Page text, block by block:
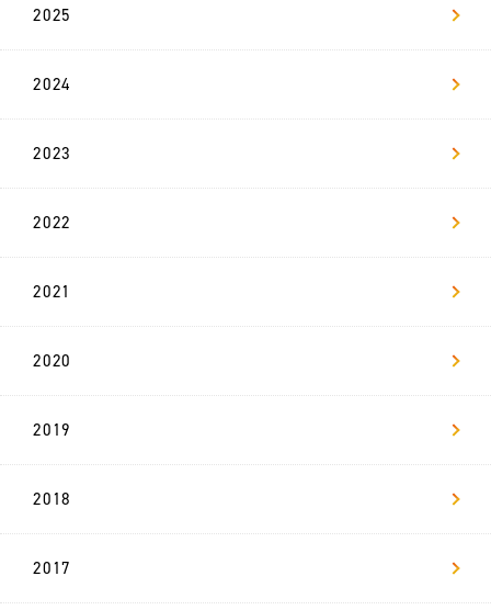
新
卒
採
リ
ァ
ガ
2025
2024
2023
2022
2021
2020
2019
2018
2017